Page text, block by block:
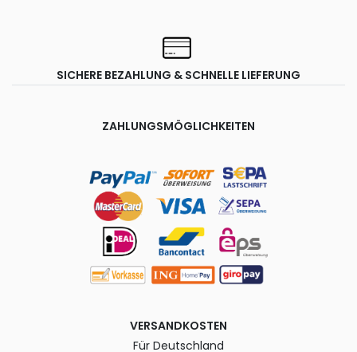
SICHERE BEZAHLUNG & SCHNELLE LIEFERUNG
ZAHLUNGSMÖGLICHKEITEN
VERSANDKOSTEN
Für Deutschland